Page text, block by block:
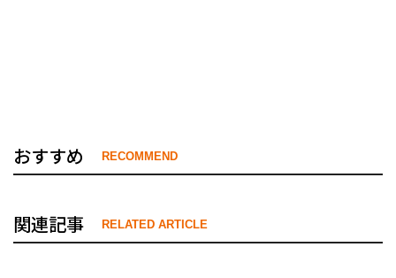
おすすめ RECOMMEND
関連記事 RELATED ARTICLE